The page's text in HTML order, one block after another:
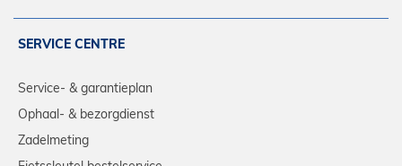
SERVICE CENTRE
Service- & garantieplan
Ophaal- & bezorgdienst
Zadelmeting